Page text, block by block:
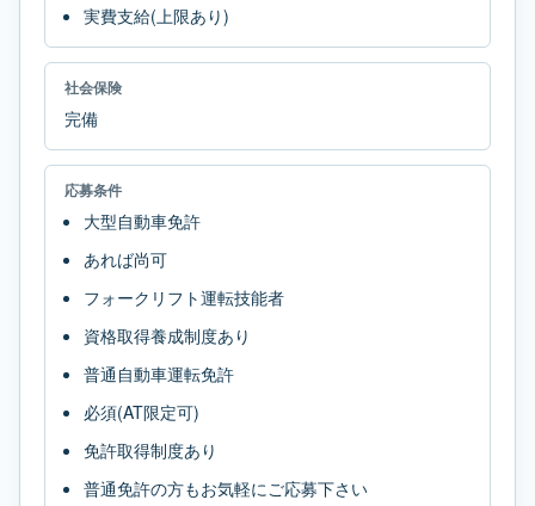
実費支給(上限あり)
社会保険
完備
応募条件
大型自動車免許
あれば尚可
フォークリフト運転技能者
資格取得養成制度あり
普通自動車運転免許
必須(AT限定可)
免許取得制度あり
普通免許の方もお気軽にご応募下さい